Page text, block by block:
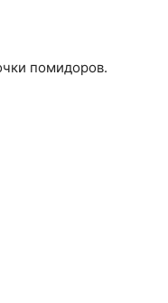
помидоров.